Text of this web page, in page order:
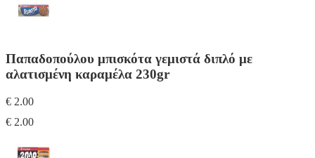
Παπαδοπούλου μπισκότα γεμιστά διπλό με
αλατισμένη καραμέλα 230gr
€ 2.00
€ 2.00